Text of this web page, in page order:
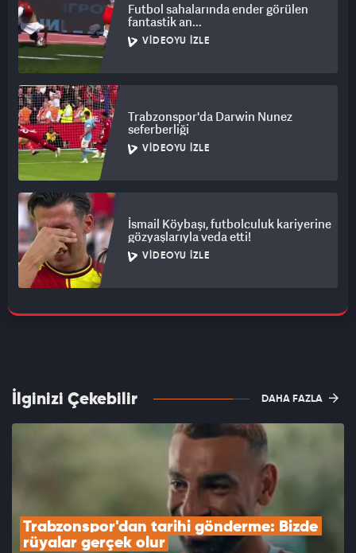
Futbol sahalarında ender görülen
fantastik an...
VIDEOYU İZLE
Trabzonspor'da Darwin Nunez
seferberliği
VIDEOYU İZLE
İsmail Köybaşı, futbolculuk kariyerine
gözyaşlarıyla veda etti!
VIDEOYU İZLE
İlginizi Çekebilir DAHA FAZLA
Trabzonspor'dan tarihi gönderme: Bizde
rüyalar gerçek olur